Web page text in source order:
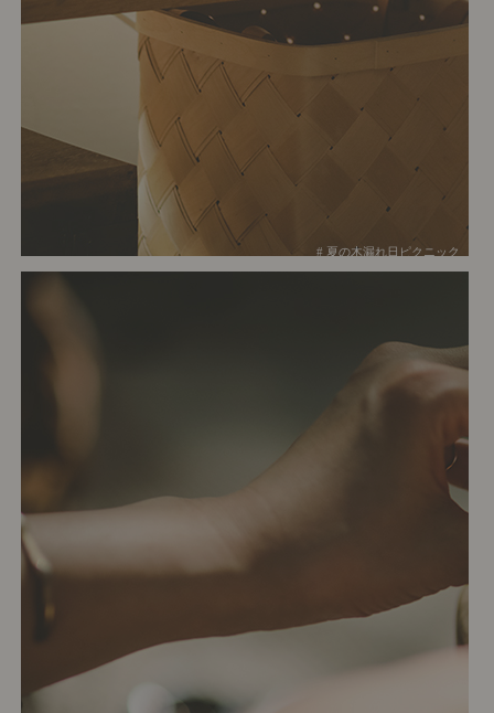
# 夏の木漏れ日ピクニック